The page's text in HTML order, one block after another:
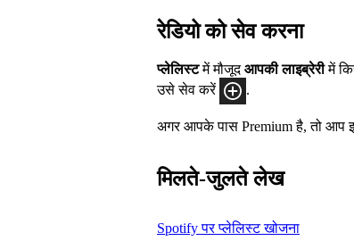
रेडियो को सेव करना
प्लेलिस्टमें मौजूदआपकी लाइब्रेरीमें
उसे सेव करें
अगर आपके पास Premium है, तो आप
मिलते-जुलते लेख
Spotify पर प्लेलिस्ट खोजना